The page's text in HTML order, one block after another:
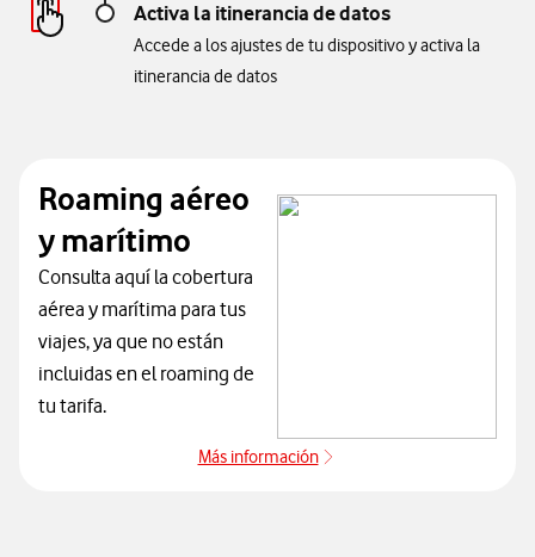
Activa la itinerancia de datos
Accede a los ajustes de tu dispositivo y activa la
itinerancia de datos
Roaming aéreo
y marítimo
Consulta aquí la cobertura
aérea y marítima para tus
viajes, ya que no están
incluidas en el roaming de
tu tarifa.
Más información
sobre Roaming marítimo y aéreo